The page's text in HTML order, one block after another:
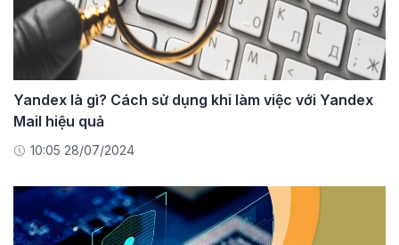
Yandex là gì? Cách sử dụng khi làm việc với Yandex
Mail hiệu quả
10:05 28/07/2024